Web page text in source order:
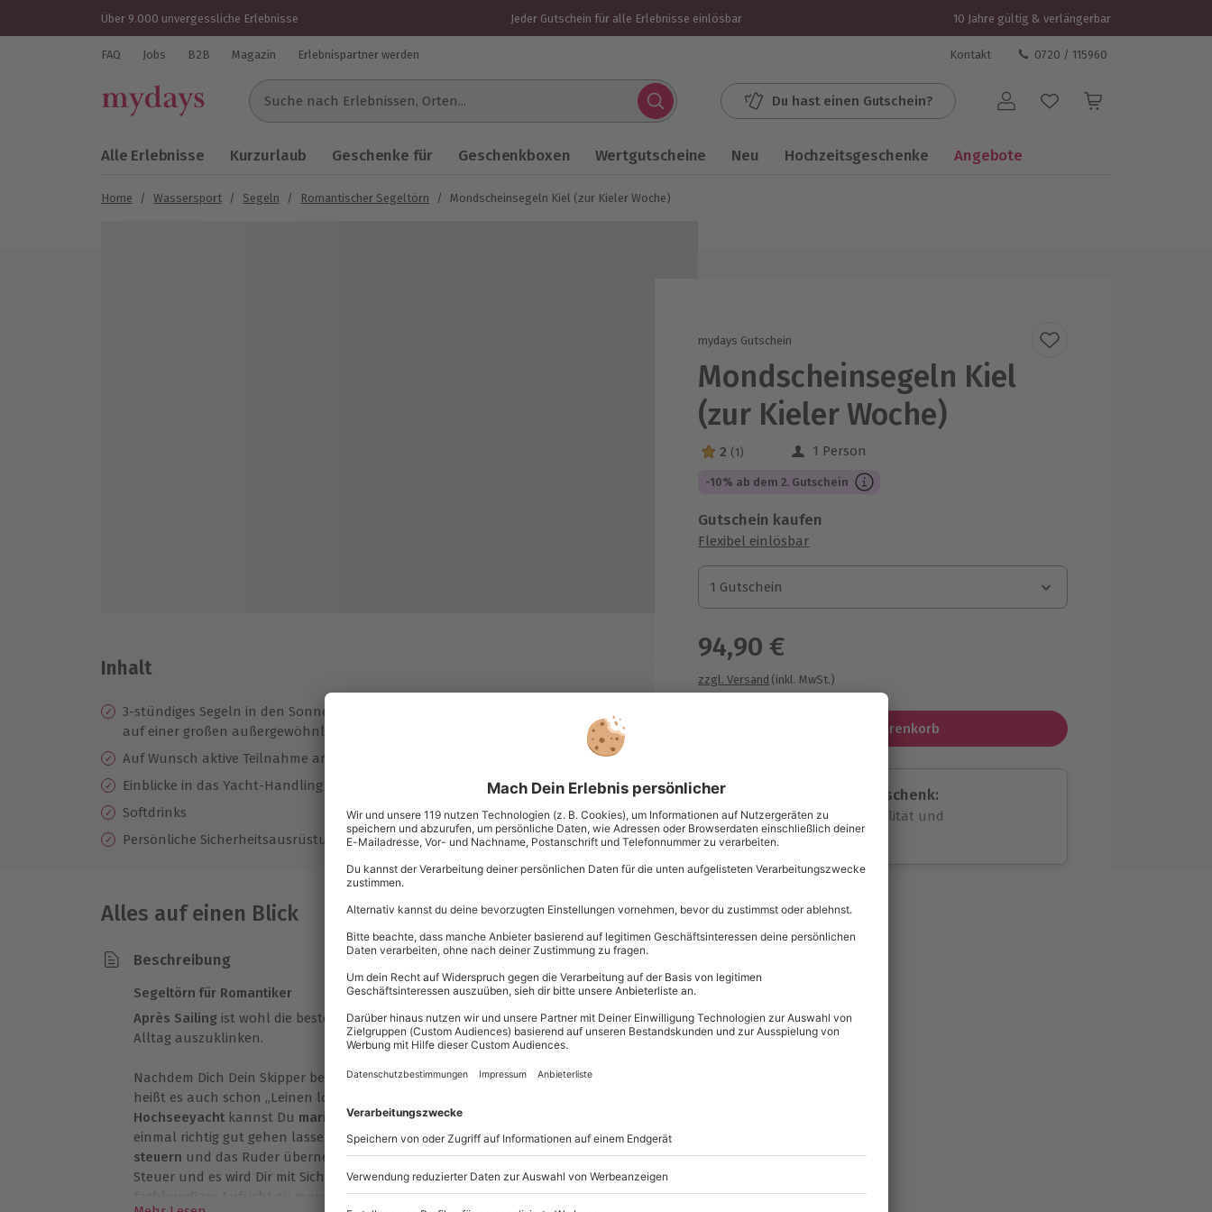
Über 9.000 unvergessliche Erlebnisse Jeder Gutschein für alle Erlebnisse einlösbar 10 Jahre gültig & verlängerbar
FAQ Jobs B2B Magazin Erlebnispartner werden Kontakt 0720 / 115960
Suche nach Erlebnissen...
Du hast einen Gutschein? Benutzerkonto
Alle Erlebnisse Kurzurlaub Geschenke für Geschenkboxen Wertgutscheine Neu Hochzeitsgeschenke Angebote
Home / Wassersport / Segeln / Romantischer Segeltörn / Mondscheinsegeln Kiel (zur Kieler Woche)
mydays Gutschein
Mondscheinsegeln Kiel
(zur Kieler Woche)
2 Sterne von 5 aus 1 Bewertungen
2 (1) 1 Person
-10% ab dem 2. Gutschein
Gutschein kaufen
Flexibel einlösbar
1 Gutschein
1 Gutschein
1 Gutschein
94,90 €
zzgl. Versand (inkl. MwSt.)
In den Warenkorb
Immer das passende Geschenk:
Große Auswahl, volle Flexibilität und
maximale Sicherheit
Über 9.000 unvergessliche
Volle Flexibilität
Jeder Gutschein für alle Erlebnisse
Maximale Sicherheit
Inhalt
3-stündiges Segeln in den Sonnenuntergang unter fachkundiger Betreuung
auf einer großen außergewöhnlichen 16 m-Hochseeyacht
Auf Wunsch aktive Teilnahme am Bordgeschehen inkl. Steuern
Einblicke in das Yacht-Handling
Softdrinks
Persönliche Sicherheitsausrüstung (Automatik-Schwimmweste mit Lifebelt)
Alles auf einen Blick
Beschreibung
Segeltörn für Romantiker
Après Sailing ist wohl die beste Möglichkeit sich einmal aus dem hektischen
Alltag auszuklinken.
Nachdem Dich Dein Skipper begrüßt hat und Dich die Yacht vorgestellt hat,
heißt es auch schon „Leinen los!“ und Du stichst in See. Auf einer
Hochseeyacht kannst Du maritime Atmosphäre schnuppern
einmal richtig gut gehen lassen. Oder willst Du soeine Yacht einmal selbst
steuern und das Ruder übernehmen? Dein Skipper lässt Dich gerne mal ans
Steuer und es wird Dir mit Sicherheit gefallen, so ein Schiff einmal unter
fachkundiger Aufsicht zu manövrieren.